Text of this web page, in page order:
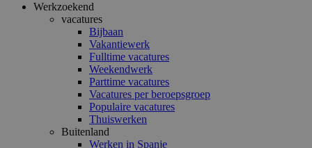
Werkzoekend
vacatures
Bijbaan
Vakantiewerk
Fulltime vacatures
Weekendwerk
Parttime vacatures
Vacatures per beroepsgroep
Populaire vacatures
Thuiswerken
Buitenland
Werken in Spanje